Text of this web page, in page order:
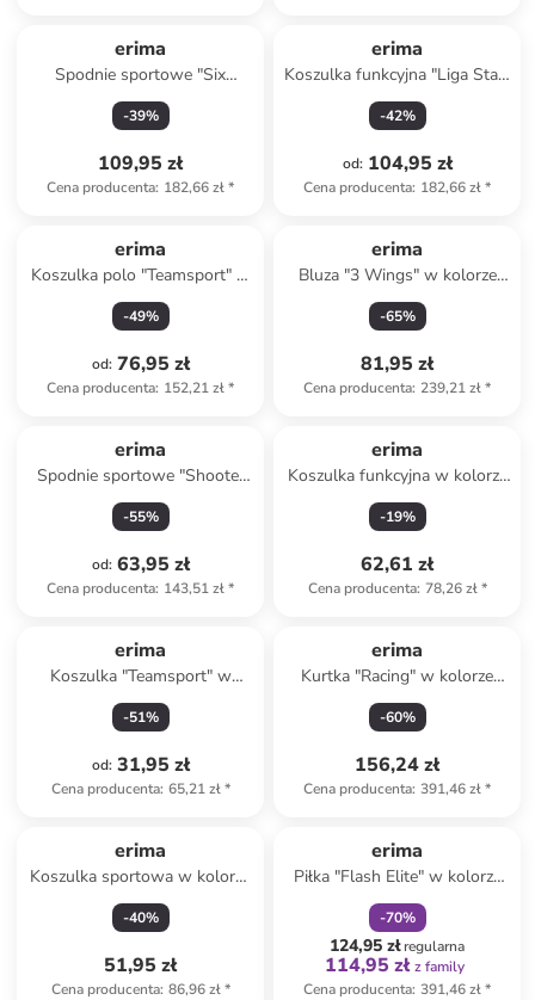
erima
Spodnie sportowe "Six
Wings" w kolorze biało-
czarnym
-39%
109,95 zł
Cena producenta: 182,66 zł*
erima
Koszulka funkcyjna "Liga Star"
w kolorze czarnym
-42%
od: 104,95 zł
Cena producenta: 182,66 zł*
erima
Koszulka polo "Teamsport" w
kolorze turkusowym
-49%
od: 76,95 zł
Cena producenta: 152,21 zł*
erima
Bluza "3 Wings" w kolorze
granatowym
-65%
81,95 zł
Cena producenta: 239,21 zł*
erima
Spodnie sportowe "Shooter
2.0" w kolorze czarnym
-55%
od: 63,95 zł
Cena producenta: 143,51 zł*
erima
Koszulka funkcyjna w kolorze
granatowym
-19%
62,61 zł
Cena producenta: 78,26 zł*
erima
Koszulka "Teamsport" w
kolorze antracytowym
-51%
od: 31,95 zł
Cena producenta: 65,21 zł*
erima
Kurtka "Racing" w kolorze
niebieskim do biegania
-60%
156,24 zł
Cena producenta: 391,46 zł*
erima
Koszulka sportowa w kolorze
białym
-40%
51,95 zł
Cena producenta: 86,96 zł*
erima
Piłka "Flash Elite" w kolorze
biało-granatowo-różowym do
piłki ręcznej
-70%
124,95 złregularna
114,95 zł z family
Cena producenta: 391,46 zł*